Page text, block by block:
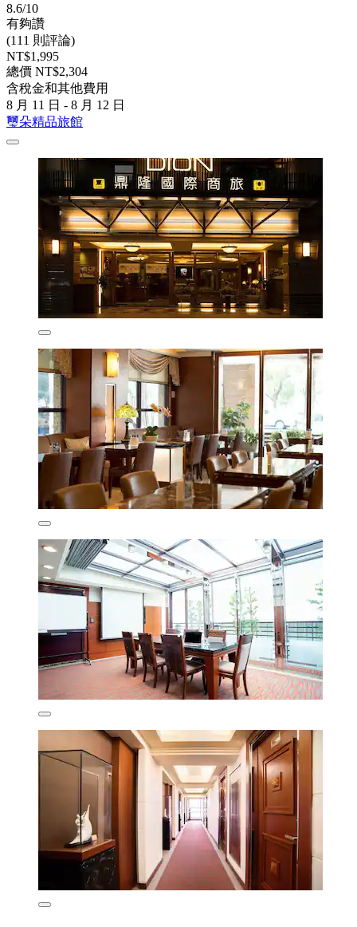
8.6/10
有夠讚
(111 則評論)
NT$1,995
總價 NT$2,304
含稅金和其他費用
8 月 11 日 - 8 月 12 日
璽朵精品旅館